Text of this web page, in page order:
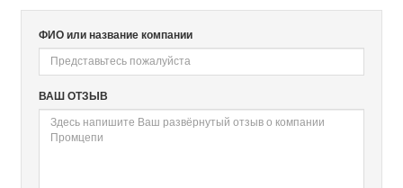
ФИО или название компании
ВАШ ОТЗЫВ